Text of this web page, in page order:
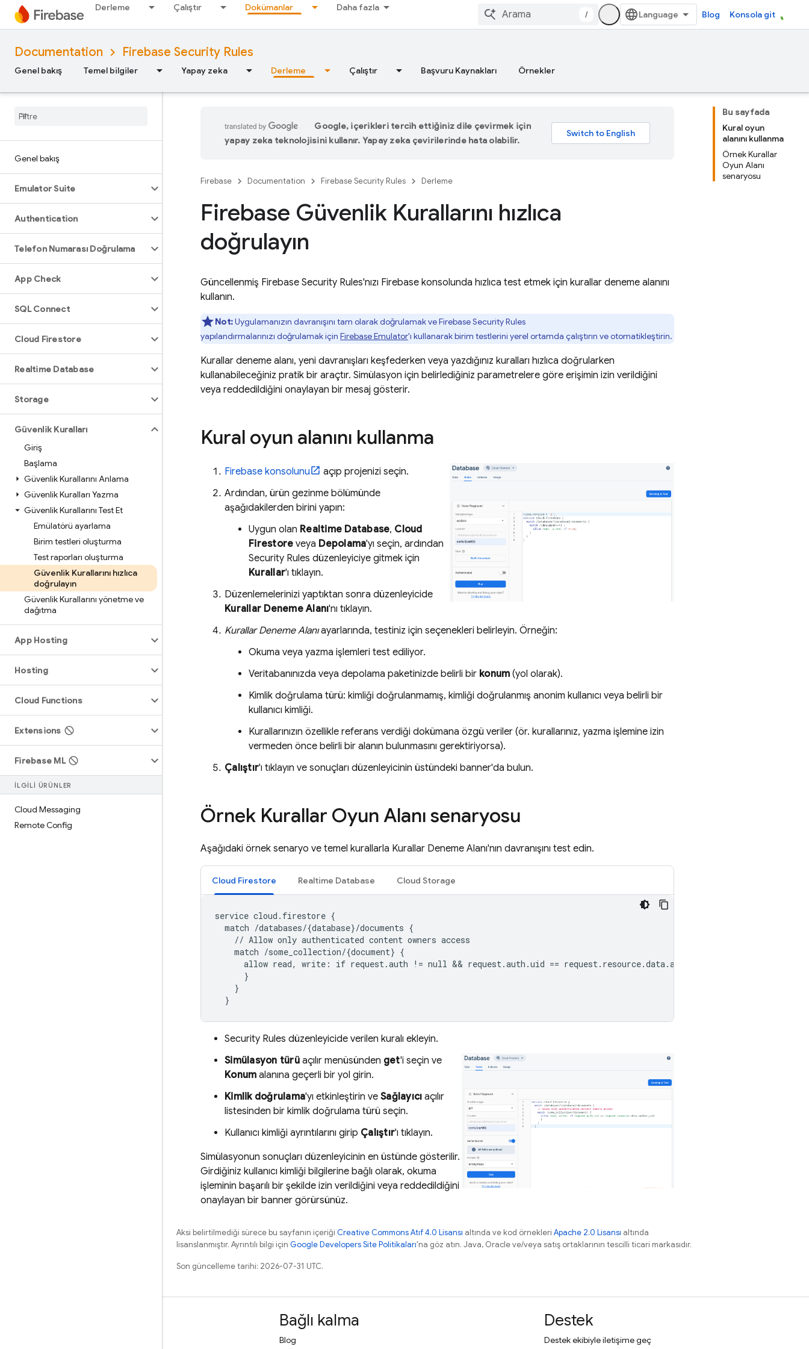
Derleme Çalıştır Dokümanlar Daha fazla
/ Blog Konsola git
Documentation Firebase Security Rules
Genel bakış Temel bilgiler Yapay zeka Derleme Çalıştır Başvuru Kaynakları Örnekler
Genel bakış
Emulator Suite
Authentication
Telefon Numarası Doğrulama
App Check
SQL Connect
Cloud Firestore
Realtime Database
Storage
Güvenlik Kuralları
Giriş
Başlama
Güvenlik Kurallarını Anlama
Güvenlik Kuralları Yazma
Güvenlik Kurallarını Test Et
Emülatörü ayarlama
Birim testleri oluşturma
Test raporları oluşturma
Güvenlik Kurallarını hızlıca
doğrulayın
Güvenlik Kurallarını yönetme ve
dağıtma
App Hosting
Hosting
Cloud Functions
Extensions
Firebase ML
İLGİLİ ÜRÜNLER
Cloud Messaging
Remote Config
Bu sayfada
Kural oyun
alanını kullanma
Örnek Kurallar
Oyun Alanı
senaryosu
Google, içerikleri tercih ettiğiniz dile çevirmek için
yapay zeka teknolojisini kullanır. Yapay zeka çevirilerinde hata olabilir.
Firebase Documentation Firebase Security Rules Derleme
Firebase Güvenlik Kurallarını hızlıca
doğrulayın
Güncellenmiş Firebase Security Rules'nızı Firebase konsolunda hızlıca test etmek için kurallar deneme alanını
kullanın.
Not:Uygulamanızın davranışını tam olarak doğrulamak veFirebase Security Rules
yapılandırmalarınızı doğrulamak için Firebase Emulator'ı kullanarak birim testlerini yerel ortamda çalıştırın ve otomatikleştirin.
Kurallar deneme alanı, yeni davranışları keşfederken veya yazdığınız kuralları hızlıca doğrularken
kullanabileceğiniz pratik bir araçtır. Simülasyon için belirlediğiniz parametrelere göre erişimin izin verildiğini
veya reddedildiğini onaylayan bir mesaj gösterir.
Kural oyun alanını kullanma
Firebase konsolunu
açıp projenizi seçin.
Ardından, ürün gezinme bölümünde
aşağıdakilerden birini yapın:
Uygun olan Realtime Database, Cloud
Firestore veya Depolama'yı seçin, ardından
Security Rules düzenleyiciye gitmek için
Kurallar'ı tıklayın.
Düzenlemelerinizi yaptıktan sonra düzenleyicide
Kurallar Deneme Alanı'nı tıklayın.
Kurallar Deneme Alanıayarlarında, testiniz için seçenekleri belirleyin. Örneğin:
Okuma veya yazma işlemleri test ediliyor.
Veritabanınızda veya depolama paketinizde belirli bir konum (yol olarak).
Kimlik doğrulama türü: kimliği doğrulanmamış, kimliği doğrulanmış anonim kullanıcı veya belirli bir
kullanıcı kimliği.
Kurallarınızın özellikle referans verdiği dokümana özgü veriler (ör. kurallarınız, yazma işlemine izin
vermeden önce belirli bir alanın bulunmasını gerektiriyorsa).
Çalıştır'ı tıklayın ve sonuçları düzenleyicinin üstündeki banner'da bulun.
Örnek Kurallar Oyun Alanı senaryosu
Aşağıdaki örnek senaryo ve temel kurallarla Kurallar Deneme Alanı'nın davranışını test edin.
Cloud Firestore Realtime Database Cloud Storage
service cloud.firestore {
  match /databases/{database}/documents {
    // Allow only authenticated content owners access
    match /some_collection/{document} {
      allow read, write: if request.auth != null && request.auth.uid == request.resource.data.author_uid
      }
    }
Security Rules düzenleyicide verilen kuralı ekleyin.
Simülasyon türüaçılır menüsünden get'i seçin ve
Konum alanına geçerli bir yol girin.
Kimlik doğrulama'yı etkinleştirin ve Sağlayıcı açılır
listesinden bir kimlik doğrulama türü seçin.
Kullanıcı kimliği ayrıntılarını girip Çalıştır'ı tıklayın.
Simülasyonun sonuçları düzenleyicinin en üstünde gösterilir.
Girdiğiniz kullanıcı kimliği bilgilerine bağlı olarak, okuma
işleminin başarılı bir şekilde izin verildiğini veya reddedildiğini
onaylayan bir banner görürsünüz.
Aksi belirtilmediği sürece bu sayfanın içeriği Creative Commons Atıf 4.0 Lisansı altında ve kod örnekleri Apache 2.0 Lisansı altında
lisanslanmıştır. Ayrıntılı bilgi için Google Developers Site Politikaları'na göz atın. Java, Oracle ve/veya satış ortaklarının tescilli ticari markasıdır.
Son güncelleme tarihi: 2026-07-31 UTC.
Bağlı kalma
Blog
Destek
Destek ekibiyle iletişime geç